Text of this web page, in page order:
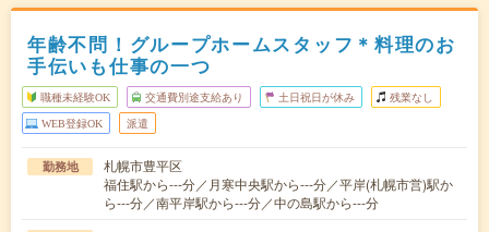
年齢不問！グループホームスタッフ＊料理のお
手伝いも仕事の一つ
職種未経験OK 交通費別途支給あり 土日祝日が休み 残業なし
WEB登録OK 派遣
勤務地
札幌市豊平区
福住駅から---分／月寒中央駅から---分／平岸(札幌市営)駅か
ら---分／南平岸駅から---分／中の島駅から---分